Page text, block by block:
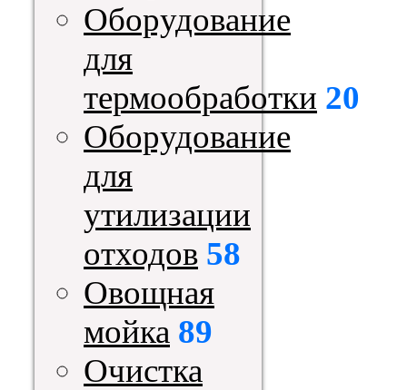
Оборудование
для
термообработки 20
Оборудование
для
утилизации
отходов 58
Овощная
мойка 89
Очистка